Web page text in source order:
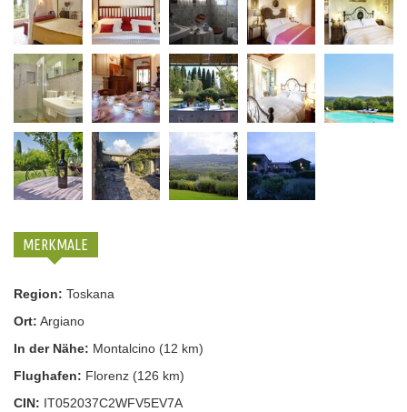
MERKMALE
Region: Toskana
Ort: Argiano
In der Nähe: Montalcino (12 km)
Flughafen: Florenz (126 km)
CIN: IT052037C2WFV5EV7A